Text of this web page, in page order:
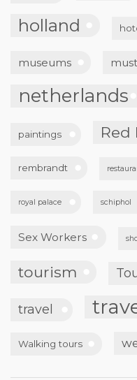
holland
museums
netherlands
paintings
rembrandt
royal palace schiphol
Sex Workers
tourism
travel
Walking tours